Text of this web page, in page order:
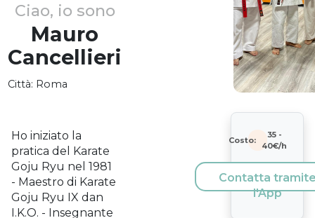
Ciao, io sono
Mauro
Cancellieri
Città: Roma
Ho iniziato la
pratica del Karate
Goju Ryu nel 1981
- Maestro di Karate
Goju Ryu IX dan
I.K.O. - Insegnante
Costo:
35-
40€/h
Contatta
l'App